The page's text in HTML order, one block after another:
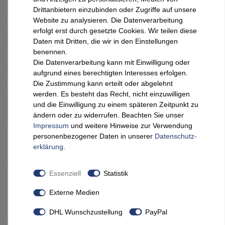
M-XL
Bitte wählen Keine Auswahl M-XL
XXS-XS
IN DEN WARENKORB
Wunschliste
Kundenrezensionen
Drittanbietern einzubinden oder Zugriffe auf unsere
Website zu analysieren. Die Datenverarbeitung
erfolgt erst durch gesetzte Cookies. Wir teilen diese
Daten mit Dritten, die wir in den Einstellungen
benennen.
Die Datenverarbeitung kann mit Einwilligung oder
aufgrund eines berechtigten Interesses erfolgen.
Die Zustimmung kann erteilt oder abgelehnt
werden. Es besteht das Recht, nicht einzuwilligen
und die Einwilligung zu einem späteren Zeitpunkt zu
ändern oder zu widerrufen. Beachten Sie unser
Impressum und weitere Hinweise zur Verwendung
personenbezogener Daten in unserer Daten­schutz­
erklärung
Essenziell Statistik
Externe Medien
DHL Wunschzustellung PayPal